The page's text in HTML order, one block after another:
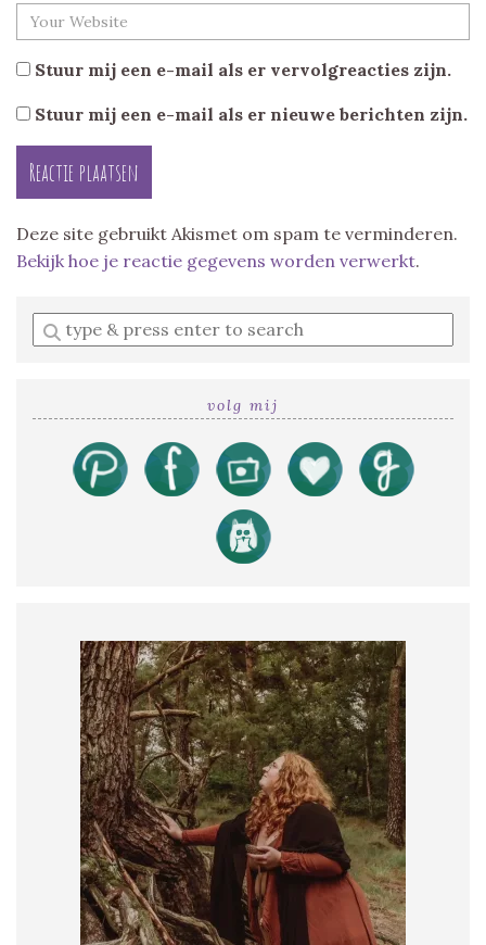
Stuur mij een e-mail als er vervolgreacties zijn.
Stuur mij een e-mail als er nieuwe berichten zijn.
Deze site gebruikt Akismet om spam te verminderen.
Bekijk hoe je reactie gegevens worden verwerkt.
Enter
a
volg mij